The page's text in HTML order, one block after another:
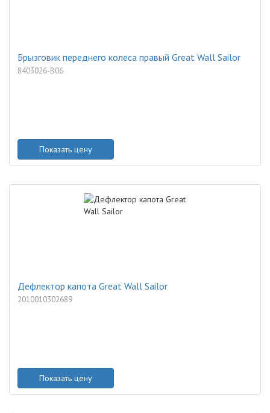
Брызговик переднего колеса правый Great Wall Sailor
8403026-B06
Показать цену
Дефлектор капота Great Wall Sailor
2010010302689
Показать цену